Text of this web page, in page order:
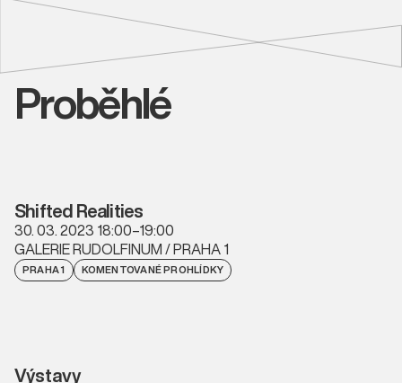
Proběhlé
Shifted Realities
30. 03. 2023 18:00–19:00
GALERIE RUDOLFINUM / PRAHA 1
PRAHA 1 KOMENTOVANÉ PROHLÍDKY
Výstavy